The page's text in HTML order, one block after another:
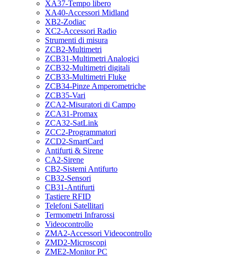
XA37-Tempo libero
XA40-Accessori Midland
XB2-Zodiac
XC2-Accessori Radio
Strumenti di misura
ZCB2-Multimetri
ZCB31-Multimetri Analogici
ZCB32-Multimetri digitali
ZCB33-Multimetri Fluke
ZCB34-Pinze Amperometriche
ZCB35-Vari
ZCA2-Misuratori di Campo
ZCA31-Promax
ZCA32-SatLink
ZCC2-Programmatori
ZCD2-SmartCard
Antifurti & Sirene
CA2-Sirene
CB2-Sistemi Antifurto
CB32-Sensori
CB31-Antifurti
Tastiere RFID
Telefoni Satellitari
Termometri Infrarossi
Videocontrollo
ZMA2-Accessori Videocontrollo
ZMD2-Microscopi
ZME2-Monitor PC